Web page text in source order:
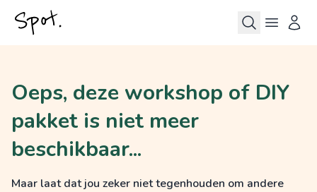
Oeps, deze workshop of DIY
pakket is niet meer
beschikbaar...
Maar laat dat jou zeker niet tegenhouden om andere